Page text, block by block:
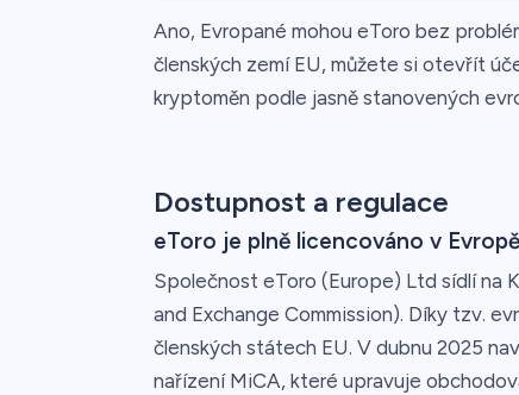
Ano, Evropané mohou eToro bez
členských zemí EU, můžete si otevřít
kryptoměn podle jasně stanovených
Dostupnost a regulace
eToro je plně licencováno v Evropě
Společnost eToro (Europe) Ltd sídlí na
and Exchange Commission). Díky tzv.
členských státech EU. V dubnu 2025
nařízení MiCA, které upravuje